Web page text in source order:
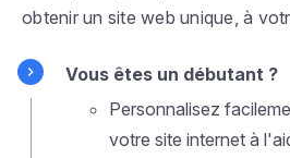
obtenir un site web unique, à
Vous êtes un débutant ?
Personnalisez
votre site internet à